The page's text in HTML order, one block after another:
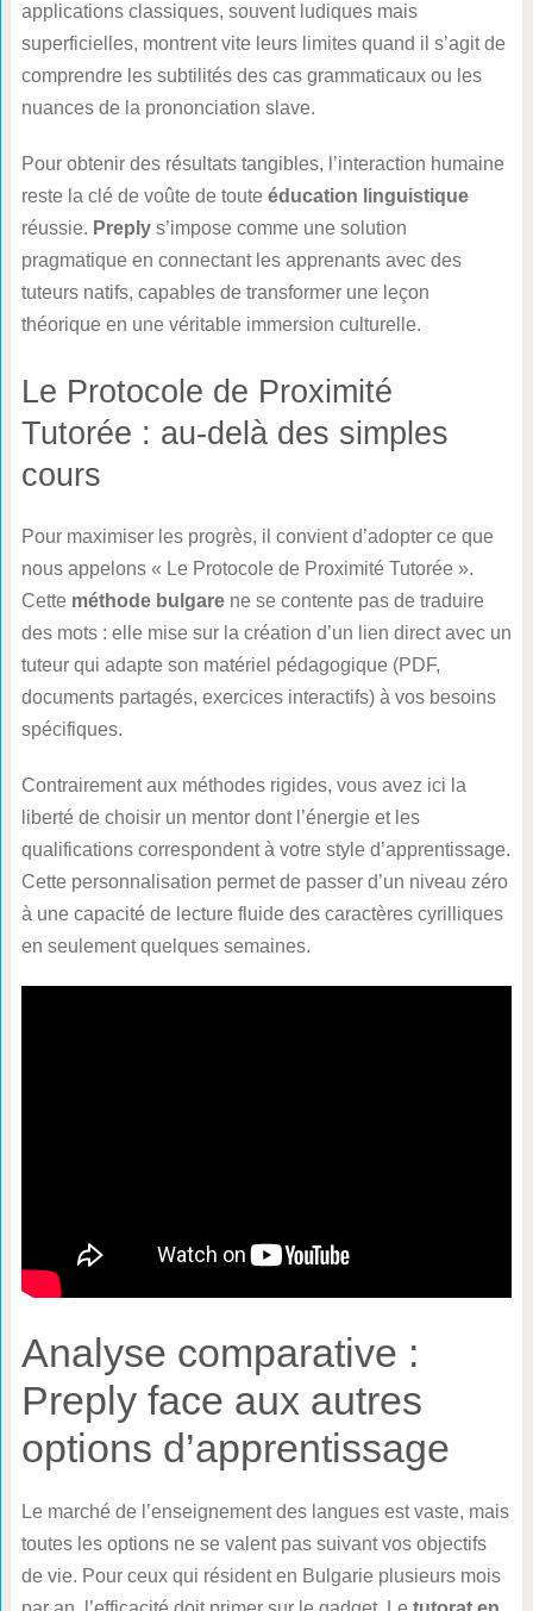
applications classiques, souvent ludiques mais
superficielles, montrent vite leurs limites quand il s’agit de
comprendre les subtilités des cas grammaticaux ou les
nuances de la prononciation slave.
Pour obtenir des résultats tangibles, l’interaction humaine
reste la clé de voûte de toute éducation linguistique
réussie. Preplys’impose comme une solution
pragmatique en connectant les apprenants avec des
tuteurs natifs, capables de transformer une leçon
théorique en une véritable immersion culturelle.
Le Protocole de Proximité
Tutorée : au-delà des simples
cours
Pour maximiser les progrès, il convient d’adopter ce que
nous appelons « Le Protocole de Proximité Tutorée ».
Cette méthode bulgarene se contente pas de traduire
des mots : elle mise sur la création d’un lien direct avec un
tuteur qui adapte son matériel pédagogique (PDF,
documents partagés, exercices interactifs) à vos besoins
spécifiques.
Contrairement aux méthodes rigides, vous avez ici la
liberté de choisir un mentor dont l’énergie et les
qualifications correspondent à votre style d’apprentissage.
Cette personnalisation permet de passer d’un niveau zéro
à une capacité de lecture fluide des caractères cyrilliques
en seulement quelques semaines.
Analyse comparative :
Preply face aux autres
options d’apprentissage
Le marché de l’enseignement des langues est vaste, mais
toutes les options ne se valent pas suivant vos objectifs
de vie. Pour ceux qui résident en Bulgarie plusieurs mois